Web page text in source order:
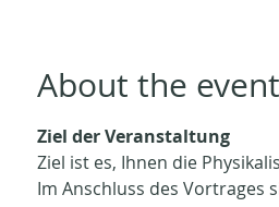
About the event
Ziel der Veranstaltung
Ziel ist es, Ihnen die
Im Anschluss des Vortrages